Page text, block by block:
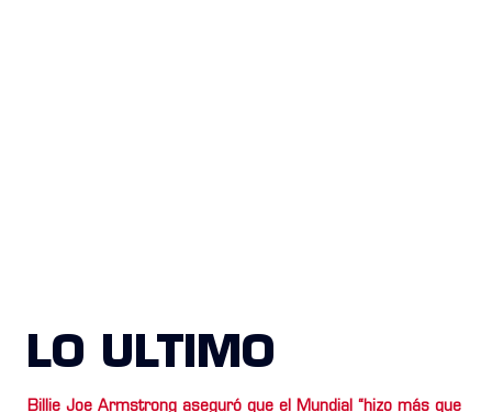
LO ULTIMO
Billie Joe Armstrong aseguró que el Mundial “hizo más que